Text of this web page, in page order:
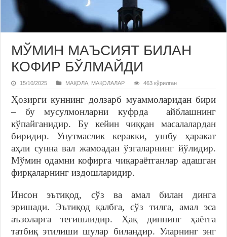
МЎМИН МАЪСИЯТ БИЛАН
КОФИР БЎЛМАЙДИ
15/10/2025 МАҚОЛА МАҚОЛАЛАР 463 кўрилган
Ҳозирги куннинг долзарб муаммоларидан бири
– бу мусулмонларни куфрда айблашнинг
кўпайганидир. Бу кейин чиққан масалалардан
биридир. Унутмаслик керакки, ушбу ҳаракат
аҳли сунна вал жамоадан ўзгаларнинг йўлидир.
Мўмин одамни кофирга чиқараётганлар адашган
фирқаларнинг издошларидир.
Инсон эътиқод, сўз ва амал билан динга
эришади. Эътиқод қалбга, сўз тилга, амал эса
аъзоларга тегишлидир. Ҳақ диннинг ҳаётга
татбиқ этилиши шулар биландир. Уларнинг энг